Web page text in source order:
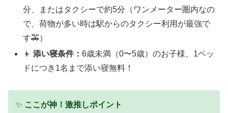
分、またはタクシーで約5分（ワンメーター圏内なの
で、荷物が多い時は駅からのタクシー利用が最強で
す🚕）
👦添い寝条件：6歳未満（0〜5歳）のお子様、1ベッ
ドにつき1名まで添い寝無料！
✨ ここが神！激推しポイント